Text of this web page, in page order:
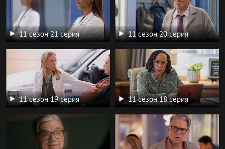
11 сезон 21 серия 11 сезон 20 серия
11 сезон 19 серия 11 сезон 18 серия